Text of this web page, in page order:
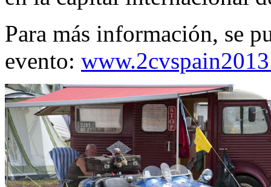
Para más información, se
evento: